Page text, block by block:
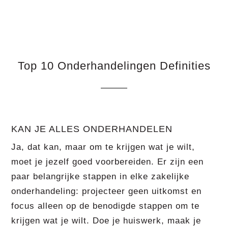
Top 10 Onderhandelingen Definities
KAN JE ALLES ONDERHANDELEN
Ja, dat kan, maar om te krijgen wat je wilt,
moet je jezelf goed voorbereiden. Er zijn een
paar belangrijke stappen in elke zakelijke
onderhandeling: projecteer geen uitkomst en
focus alleen op de benodigde stappen om te
krijgen wat je wilt. Doe je huiswerk, maak je